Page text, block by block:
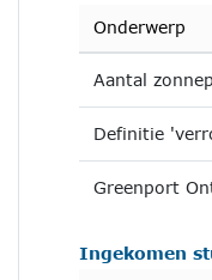
Onderwerp
Aantal
Definitie
Greenport
Ingekomen